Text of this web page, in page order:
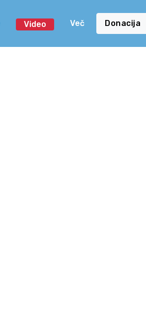
Video Več Donacija